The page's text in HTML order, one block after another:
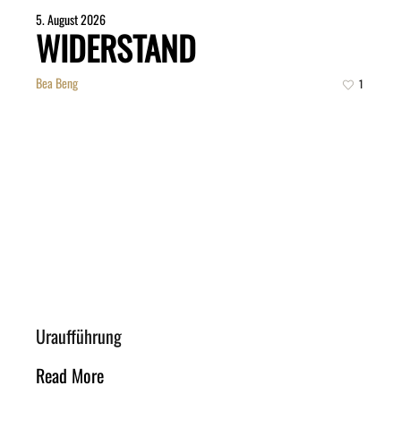
5. August 2026
WIDERSTAND
Bea Beng 1
Uraufführung
Read More